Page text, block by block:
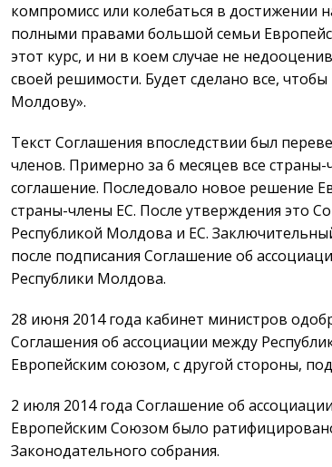
компромисс или колебаться в достижении
полными правами большой семьи
этот курс, и ни в коем случае не
своей решимости. Будет сделано все,
Молдову».
Текст Соглашения впоследствии был
членов. Примерно за 6 месяцев все
соглашение. Последовало новое решение
страны-члены ЕС. После утверждения это
Республикой Молдова и ЕС.
после подписания Соглашение об
Республики Молдова.
28 июня 2014 года кабинет министров
Соглашения об ассоциации между
Европейским союзом, с другой стороны,
2 июля 2014 года Соглашение об
Европейским Союзом было
Законодательного собрания.